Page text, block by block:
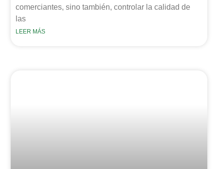
comerciantes, sino también, controlar la calidad de
las
LEER MÁS